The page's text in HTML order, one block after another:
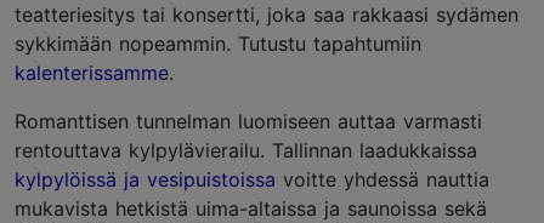
teatteriesitys tai konsertti, joka saa rakkaasi sydämen
sykkimään nopeammin. Tutustu tapahtumiin
kalenterissamme.
Romanttisen tunnelman luomiseen auttaa varmasti
rentouttava kylpylävierailu. Tallinnan laadukkaissa
kylpylöissä ja vesipuistoissa voitte yhdessä nauttia
mukavista hetkistä uima-altaissa ja saunoissa sekä